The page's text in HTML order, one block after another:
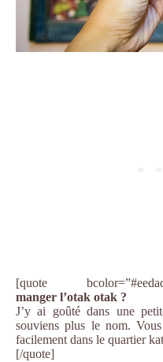
[quote
manger l’otak otak ?
J’y ai goûté dans une
souviens plus le nom.
facilement dans le quartier
[/quote]